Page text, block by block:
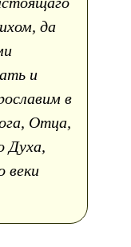
да
и
в
Отца,
Духа,
веки